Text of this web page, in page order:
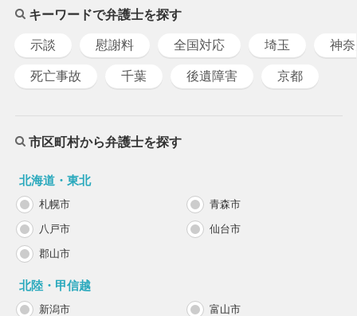
キーワードで弁護士を探す
示談 慰謝料 全国対応 埼玉 神
死亡事故 千葉 後遺障害 京都
市区町村から弁護士を探す
北海道・東北
札幌市 青森市
八戸市 仙台市
郡山市
北陸・甲信越
新潟市 富山市